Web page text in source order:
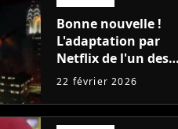
Bonne nouvelle !
L'adaptation par
Netflix de l'un des
meilleurs jeux vidéo
tous les temps a
22 février 2026